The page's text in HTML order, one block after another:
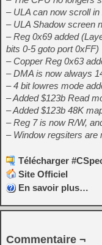
– ULA can now scroll in
– ULA Shadow screen
– Reg 0x69 added
bits 0-5 goto port 0xFF)
– Copper Reg 0x63
– DMA is now always
– 4 bit lowres mode
– Added $123b Read
– Added $123b 48K
– Reg 7 is now R/W,
– Window regsiters are
Télécharger
Site Officiel
En savoir plus…
Commentaire ¬